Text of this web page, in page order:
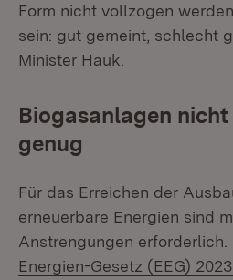
Form nicht vollzogen
sein: gut gemeint, schlecht
Minister Hauk.
Biogasanlagen
genug
Für das Erreichen der
erneuerbare Energien sind
Anstrengungen erforderlich.
Energien-Gesetz (EEG) 2023